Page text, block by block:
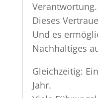
Dieses
Und es
Nachhaltiges
Gleichzeitig:
Jahr.